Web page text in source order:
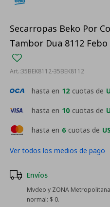
Secarropas Beko Por
Tambor Dua 8112
35BEK8112-35BEK8112
hasta en 6 cuotas de
hasta en 12 cuotas de
hasta en 10 cuotas de
Ver todos los medios de pago
Envíos
Mvdeo y ZONA Metropolitana
normal: $ 0.